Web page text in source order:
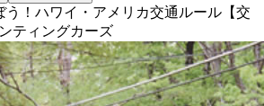
う！ハワイ・アメリカ交通ルール【交
ティングカーズ